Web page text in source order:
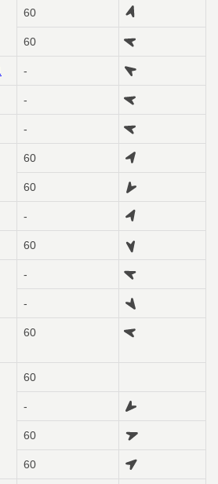
60
60
-
-
-
60
60
-
60
-
-
60
60
-
60
60